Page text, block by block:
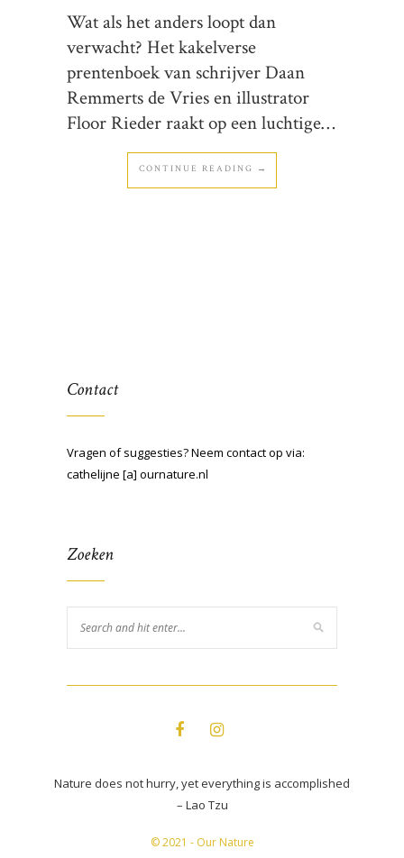
Wat als het anders loopt dan
verwacht? Het kakelverse
prentenboek van schrijver Daan
Remmerts de Vries en illustrator
Floor Rieder raakt op een luchtige…
CONTINUE READING →
Contact
Vragen of suggesties? Neem contact op via:
cathelijne [a] ournature.nl
Zoeken
Nature does not hurry, yet everything is accomplished
– Lao Tzu
© 2021 - Our Nature